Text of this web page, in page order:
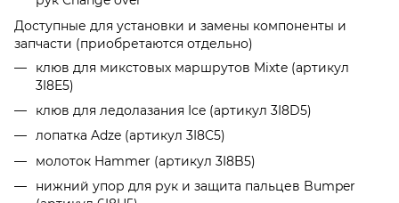
Доступные для установки и замены компоненты и
запчасти (приобретаются отдельно)
клюв для микстовых маршрутов Mixte (артикул
3I8E5)
клюв для ледолазания Ice (артикул 3I8D5)
лопатка Adze (артикул 3I8C5)
молоток Hammer (артикул 3I8B5)
нижний упор для рук и защита пальцев Bumper